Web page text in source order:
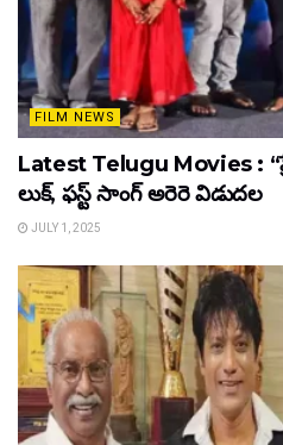
FILM NEWS
Latest Telugu Movies :
లుక్, ఫస్ట్ సాంగ్ అరెరె విడుదల
JULY 1, 2025